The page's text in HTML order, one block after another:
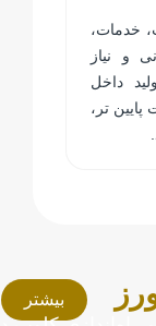
خدمات،
و نیاز
داخل
تر،
بیشتر